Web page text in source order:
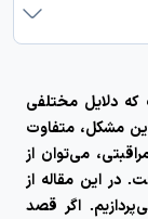
دلایل مختلفی
مشکل، متفاوت
می‌توان از
در این مقاله از
اگر قصد